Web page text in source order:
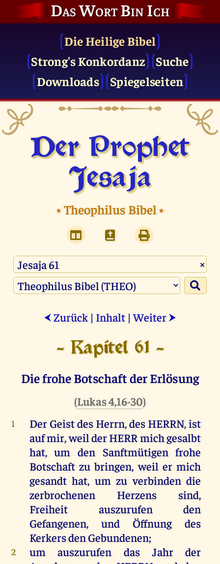
Das Wort Bin Ich
Die Heilige Bibel
Strong's Konkordanz
Suche
Downloads
Spiegelseiten
Der Prophet
Jesaja
⭑Theophilus Bibel⭑
×
⮜ Zurück | Inhalt |Weiter ⮞
- Kapitel 61 -
Die frohe Botschaft der Erlösung
(Lukas 4,16-30)
1 Der Geistdes Herrn,des HERRN,ist
aufmir,weilderHERRmichgesalbt
hat,um den Sanftmütigen frohe
Botschaft zu bringen,weil er mich
gesandt hat, um zu verbinden die
zerbrochenen
Herzens sind,
Freiheit
auszurufen
den
Gefangenen, undÖffnungdes
KerkersdenGebundenen;
2 um auszurufen das Jahr
der